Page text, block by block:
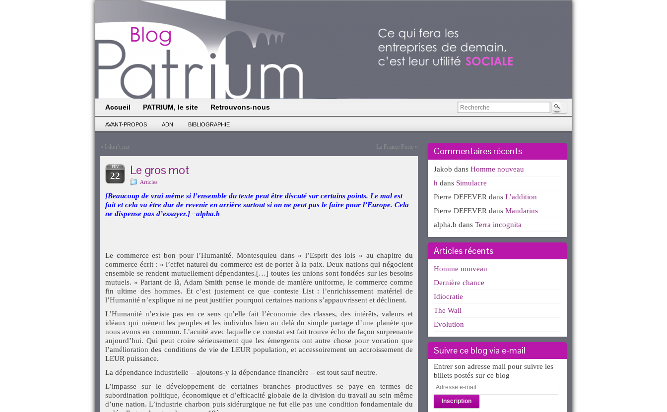
Accueil PATRIUM, le site Retrouvons-nous
AVANT-PROPOS ADN BIBLIOGRAPHIE
« I don’t pay La France Forte »
FÉV
22 Le gros mot
Articles
[Beaucoup de vrai même si l’ensemble du texte peut être discuté sur certains points. Le mal est
fait et cela va être dur de revenir en arrière surtout si on ne peut pas le faire pour l’Europe. Cela
ne dispense pas d’essayer.] –alpha.b
Le commerce est bon pour l’Humanité. Montesquieu dans « l’Esprit des lois » au chapitre du
commerce écrit : « l’effet naturel du commerce est de porter à la paix. Deux nations qui négocient
ensemble se rendent mutuellement dépendantes.[…] toutes les unions sont fondées sur les besoins
mutuels. » Partant de là, Adam Smith pense le monde de manière uniforme, le commerce comme
fin ultime des hommes. Et c’est justement ce que conteste List : l’enrichissement matériel de
l’Humanité n’explique ni ne peut justifier pourquoi certaines nations s’appauvrissent et déclinent.
L’Humanité n’existe pas en ce sens qu’elle fait l’économie des classes, des intérêts, valeurs et
idéaux qui mènent les peuples et les individus bien au delà du simple partage d’une planète que
nous avons en commun. L’acuité avec laquelle ce constat est fait trouve écho de façon surprenante
aujourd’hui. Qui peut croire sérieusement que les émergents ont autre chose pour vocation que
l’amélioration des conditions de vie de LEUR population, et accessoirement un accroissement de
LEUR puissance.
La dépendance industrielle – ajoutons-y la dépendance financière – est tout sauf neutre.
L’impasse sur le développement de certaines branches productives se paye en termes de
subordination politique, économique et d’efficacité globale de la division du travail au sein même
d’une nation. L’industrie charbon puis sidérurgique ne fut elle pas une condition fondamentale du
Commentaires récents
Jakob dans Homme nouveau
h dans Simulacre
Pierre DEFEVER dans L’addition
Pierre DEFEVER dans Mandarins
alpha.b dans Terra incognita
Articles récents
Homme nouveau
Dernière chance
Idiocratie
The Wall
Evolution
Suivre ce blog via e-mail
Entrer son adresse mail pour suivre les
billets postés sur ce blog
Adresse
e-
mail